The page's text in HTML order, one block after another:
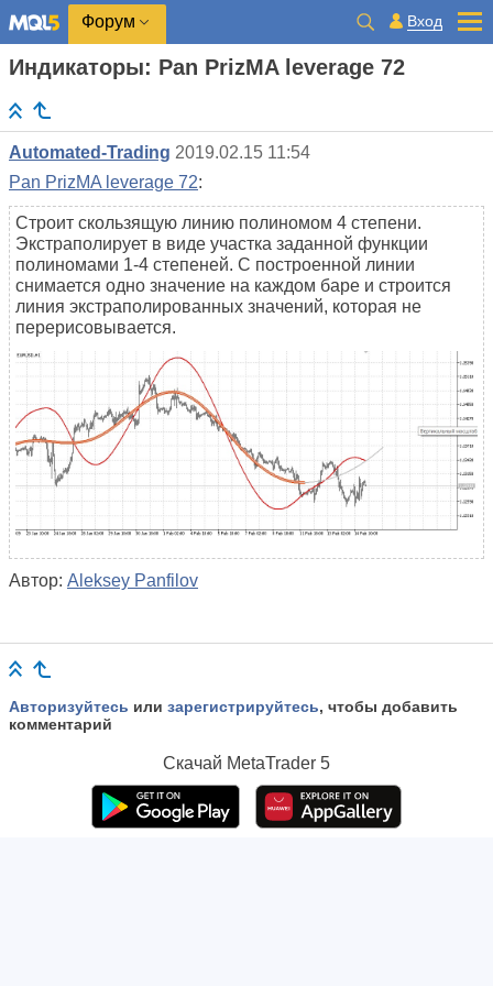
Форум Вход
Индикаторы: Pan PrizMA leverage 72
Automated-Trading 2019.02.15 11:54
Pan PrizMA leverage 72:
Строит скользящую линию полиномом 4 степени.
Экстраполирует в виде участка заданной функции
полиномами 1-4 степеней. С построенной линии
снимается одно значение на каждом баре и строится
линия экстраполированных значений, которая не
перерисовывается.
Автор: Aleksey Panfilov
Авторизуйтесь или зарегистрируйтесь, чтобы добавить
комментарий
Скачай MetaTrader 5